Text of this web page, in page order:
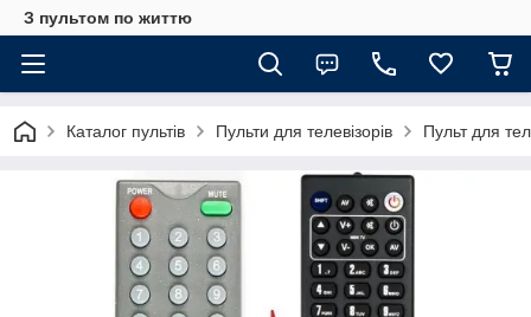
З пультом по життю
Каталог пультів Пульти для телевізорів Пульт для